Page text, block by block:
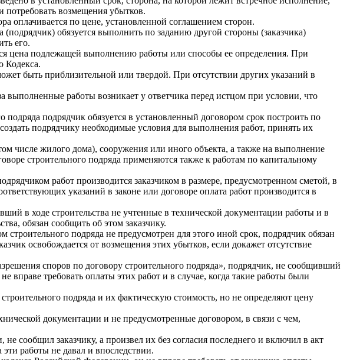
потребовать возмещения убытков.
оплачивается по цене, установленной соглашением сторон.
обязуется выполнить по заданию другой стороны (заказчика)
его.
цена подлежащей выполнению работы или способы ее определения. При
Кодекса.
быть приблизительной или твердой. При отсутствии других указаний в
выполненные работы возникает у ответчика перед истцом при условии, что
подрядчик обязуется в установленный договором срок построить по
подрядчику необходимые условия для выполнения работ, принять их
числе жилого дома), сооружения или иного объекта, а также на выполнение
строительного подряда применяются также к работам по капитальному
работ производится заказчиком в размере, предусмотренном сметой, в
указаний в законе или договоре оплата работ производится в
в ходе строительства не учтенные в технической документации работы и в
обязан сообщить об этом заказчику.
подряда не предусмотрен для этого иной срок, подрядчик обязан
освобождается от возмещения этих убытков, если докажет отсутствие
споров по договору строительного подряда», подрядчик, не сообщивший
требовать оплаты этих работ и в случае, когда такие работы были
подряда и их фактическую стоимость, но не определяют цену
документации и не предусмотренные договором, в связи с чем,
сообщил заказчику, а произвел их без согласия последнего и включил в акт
работы не давал и впоследствии.